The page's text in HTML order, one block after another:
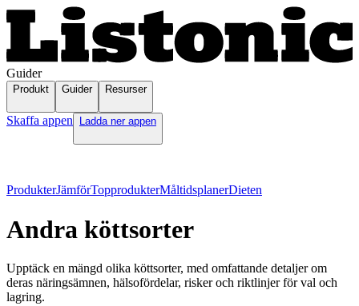
Guider
Produkt Guider Resurser
Skaffa appen Ladda ner appen
ProdukterJämförTopprodukterMåltidsplanerDieten
Andra köttsorter
Upptäck en mängd olika köttsorter, med omfattande detaljer om
deras näringsämnen, hälsofördelar, risker och riktlinjer för val och
lagring.